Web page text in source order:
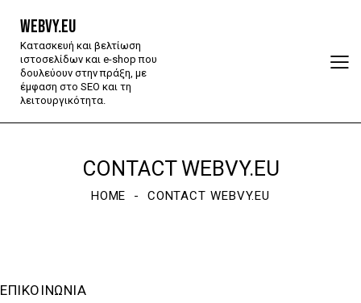
WEBVY.EU
Κατασκευή και βελτίωση
ιστοσελίδων και e-shop που
δουλεύουν στην πράξη, με
έμφαση στο SEO και τη
λειτουργικότητα.
CONTACT WEBVY.EU
HOME CONTACT WEBVY.EU
ΕΠΙΚΟΙΝΩΝΙΑ